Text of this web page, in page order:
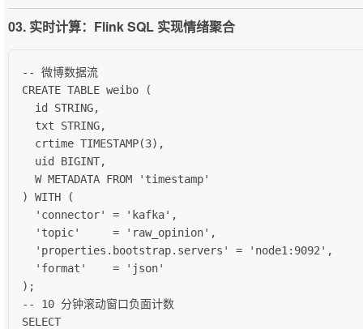
03. 实时计算：Flink SQL 实现情绪聚合
-- 微博数据流
CREATE TABLE weibo (
  id STRING,
  txt STRING,
  crtime TIMESTAMP(3),
  uid BIGINT,
  W METADATA FROM 'timestamp'
) WITH (
  'connector' = 'kafka',
  'topic'     = 'raw_opinion',
  'properties.bootstrap.servers' = 'node1:9092',
  'format'    = 'json'
);
-- 10 分钟滚动窗口负面计数
SELECT